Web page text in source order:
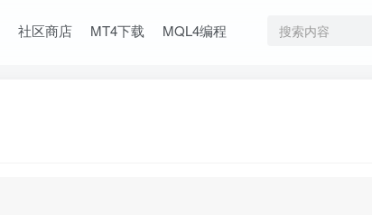
社区商店 MT4下载 MQL4编程